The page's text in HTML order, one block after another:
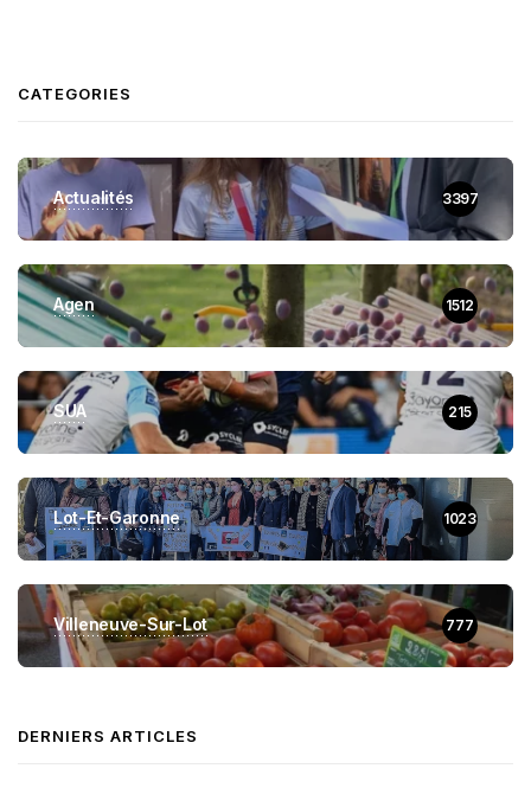
CATEGORIES
Actualités 3397
Agen 1512
SUA 215
Lot-Et-Garonne 1023
Villeneuve-Sur-Lot 777
DERNIERS ARTICLES